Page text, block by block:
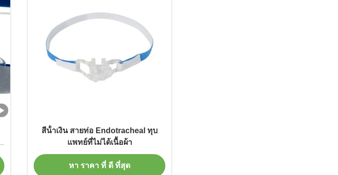
สีน้ําเงิน สายท่อ Endotracheal ทุบ
แพทย์ที่ไม่ได้เนื้อผ้า
หา ราคา ที่ ดี ที่สุด